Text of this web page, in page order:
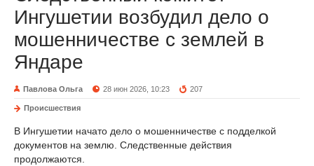
Ингушетии возбудил дело о
мошенничестве с землей в
Яндаре
Павлова Ольга 28 июн 2026, 10:23 207
Происшествия
В Ингушетии начато дело о мошенничестве с подделкой
документов на землю. Следственные действия
продолжаются.